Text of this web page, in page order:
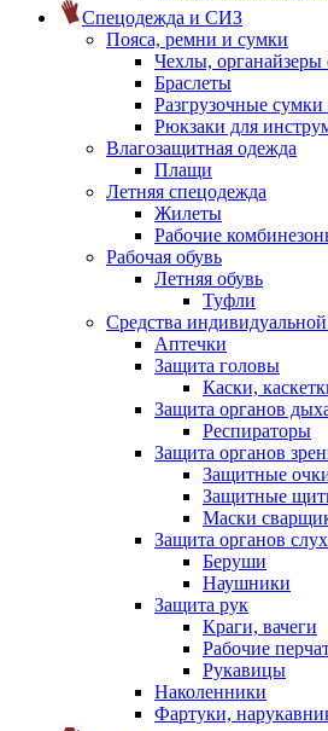
Спецодежда и СИЗ
Пояса, ремни и сумки
Чехлы, органайзеры
Браслеты
Разгрузочные
Рюкзаки для
Влагозащитная одежда
Плащи
Летняя спецодежда
Жилеты
Рабочие
Рабочая обувь
Летняя обувь
Туфли
Средства
Аптечки
Защита головы
Каски,
Защита органов
Респираторы
Защита органов
Защитные
Защитные
Маски
Защита органов
Беруши
Наушники
Защита рук
Краги, вачеги
Рабочие
Рукавицы
Наколенники
Фартуки,